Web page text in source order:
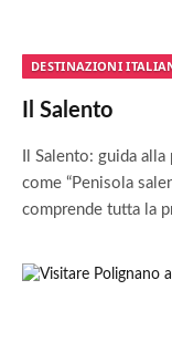
DESTINAZIONI
Il Salento
Il Salento: guida
come “Penisola
comprende tutta la